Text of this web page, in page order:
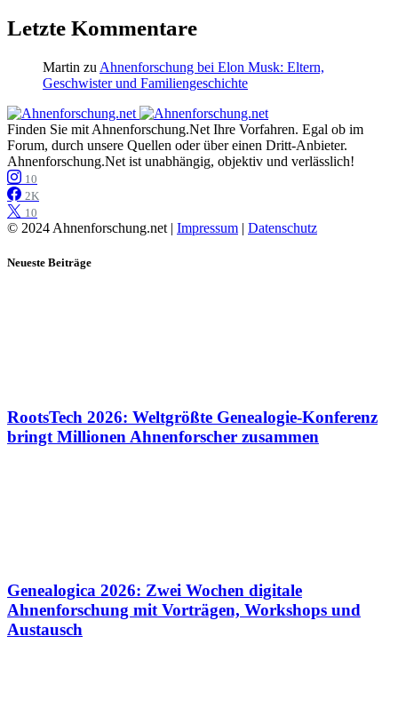
Letzte Kommentare
Martin zu Ahnenforschung bei Elon Musk: Eltern,
Geschwister und Familiengeschichte
Finden Sie mit Ahnenforschung.Net Ihre Vorfahren. Egal ob im
Forum, durch unsere Quellen oder über einen Dritt-Anbieter.
Ahnenforschung.Net ist unabhängig, objektiv und verlässlich!
10
2K
10
© 2024 Ahnenforschung.net | Impressum | Datenschutz
Neueste Beiträge
RootsTech 2026: Weltgrößte Genealogie-Konferenz
bringt Millionen Ahnenforscher zusammen
Genealogica 2026: Zwei Wochen digitale
Ahnenforschung mit Vorträgen, Workshops und
Austausch